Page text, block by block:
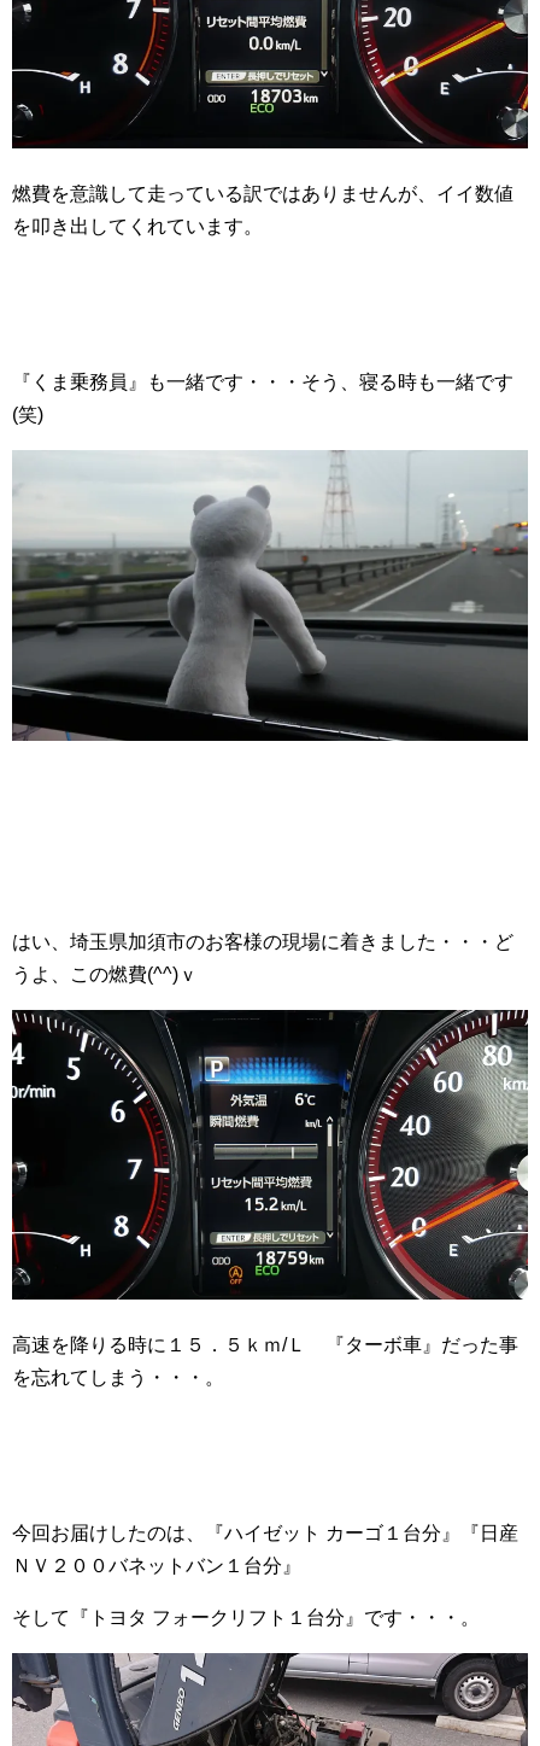
燃費を意識して走っている訳ではありませんが、イイ数値
を叩き出してくれています。
『くま乗務員』も一緒です・・・そう、寝る時も一緒です
(笑)
はい、埼玉県加須市のお客様の現場に着きました・・・ど
うよ、この燃費(^^)ｖ
高速を降りる時に１５．５ｋｍ/Ｌ 『ターボ車』だった事
を忘れてしまう・・・。
今回お届けしたのは、『ハイゼット カーゴ１台分』『日産
ＮＶ２００バネットバン１台分』
そして『トヨタ フォークリフト１台分』です・・・。